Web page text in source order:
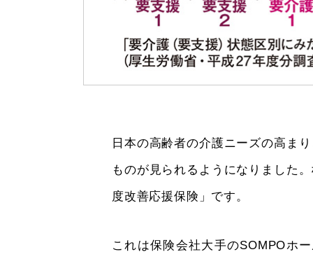
日本の高齢者の介護ニーズの高ま
ものが見られるようになりました
度改善応援保険」です。
これは保険会社大手のSOMPOホ